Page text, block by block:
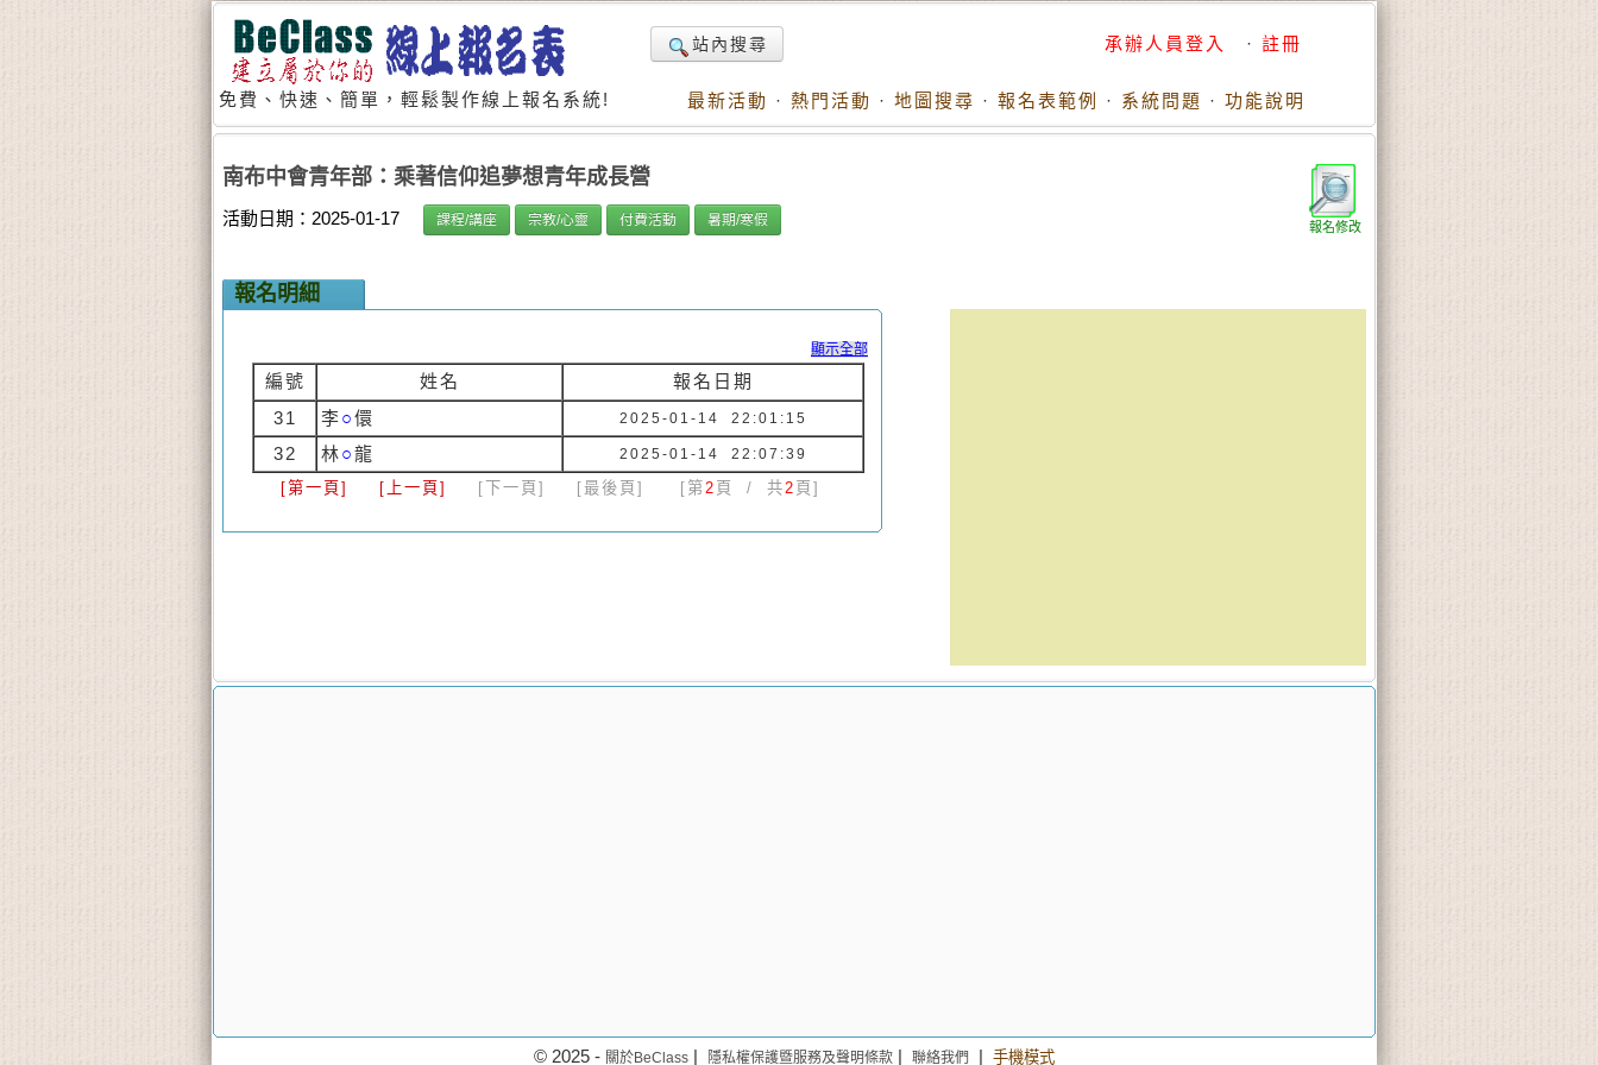
免費、快速、簡單，輕鬆製作線上報名系統!
站內搜尋 承辦人員登入 · 註冊
最新活動 · 熱門活動 · 地圖搜尋 · 報名表範例 · 系統問題 · 功能說明
報名修改
南布中會青年部：乘著信仰追夢想青年成長營
活動日期：2025-01-17 課程/講座 宗教/心靈 付費活動 暑期/寒假
報名明細
顯示全部
編號 姓名
報名日期
31
李○儇 2025-01-14 22:01:15
32 林○龍 2025-01-14 22:07:39
[第一頁] [上一頁] [下一頁] [最後頁] [第2 頁 / 共2 頁]
© 2025 - 關於BeClass | 隱私權保護暨服務及聲明條款 | 聯絡我們 | 手機模式